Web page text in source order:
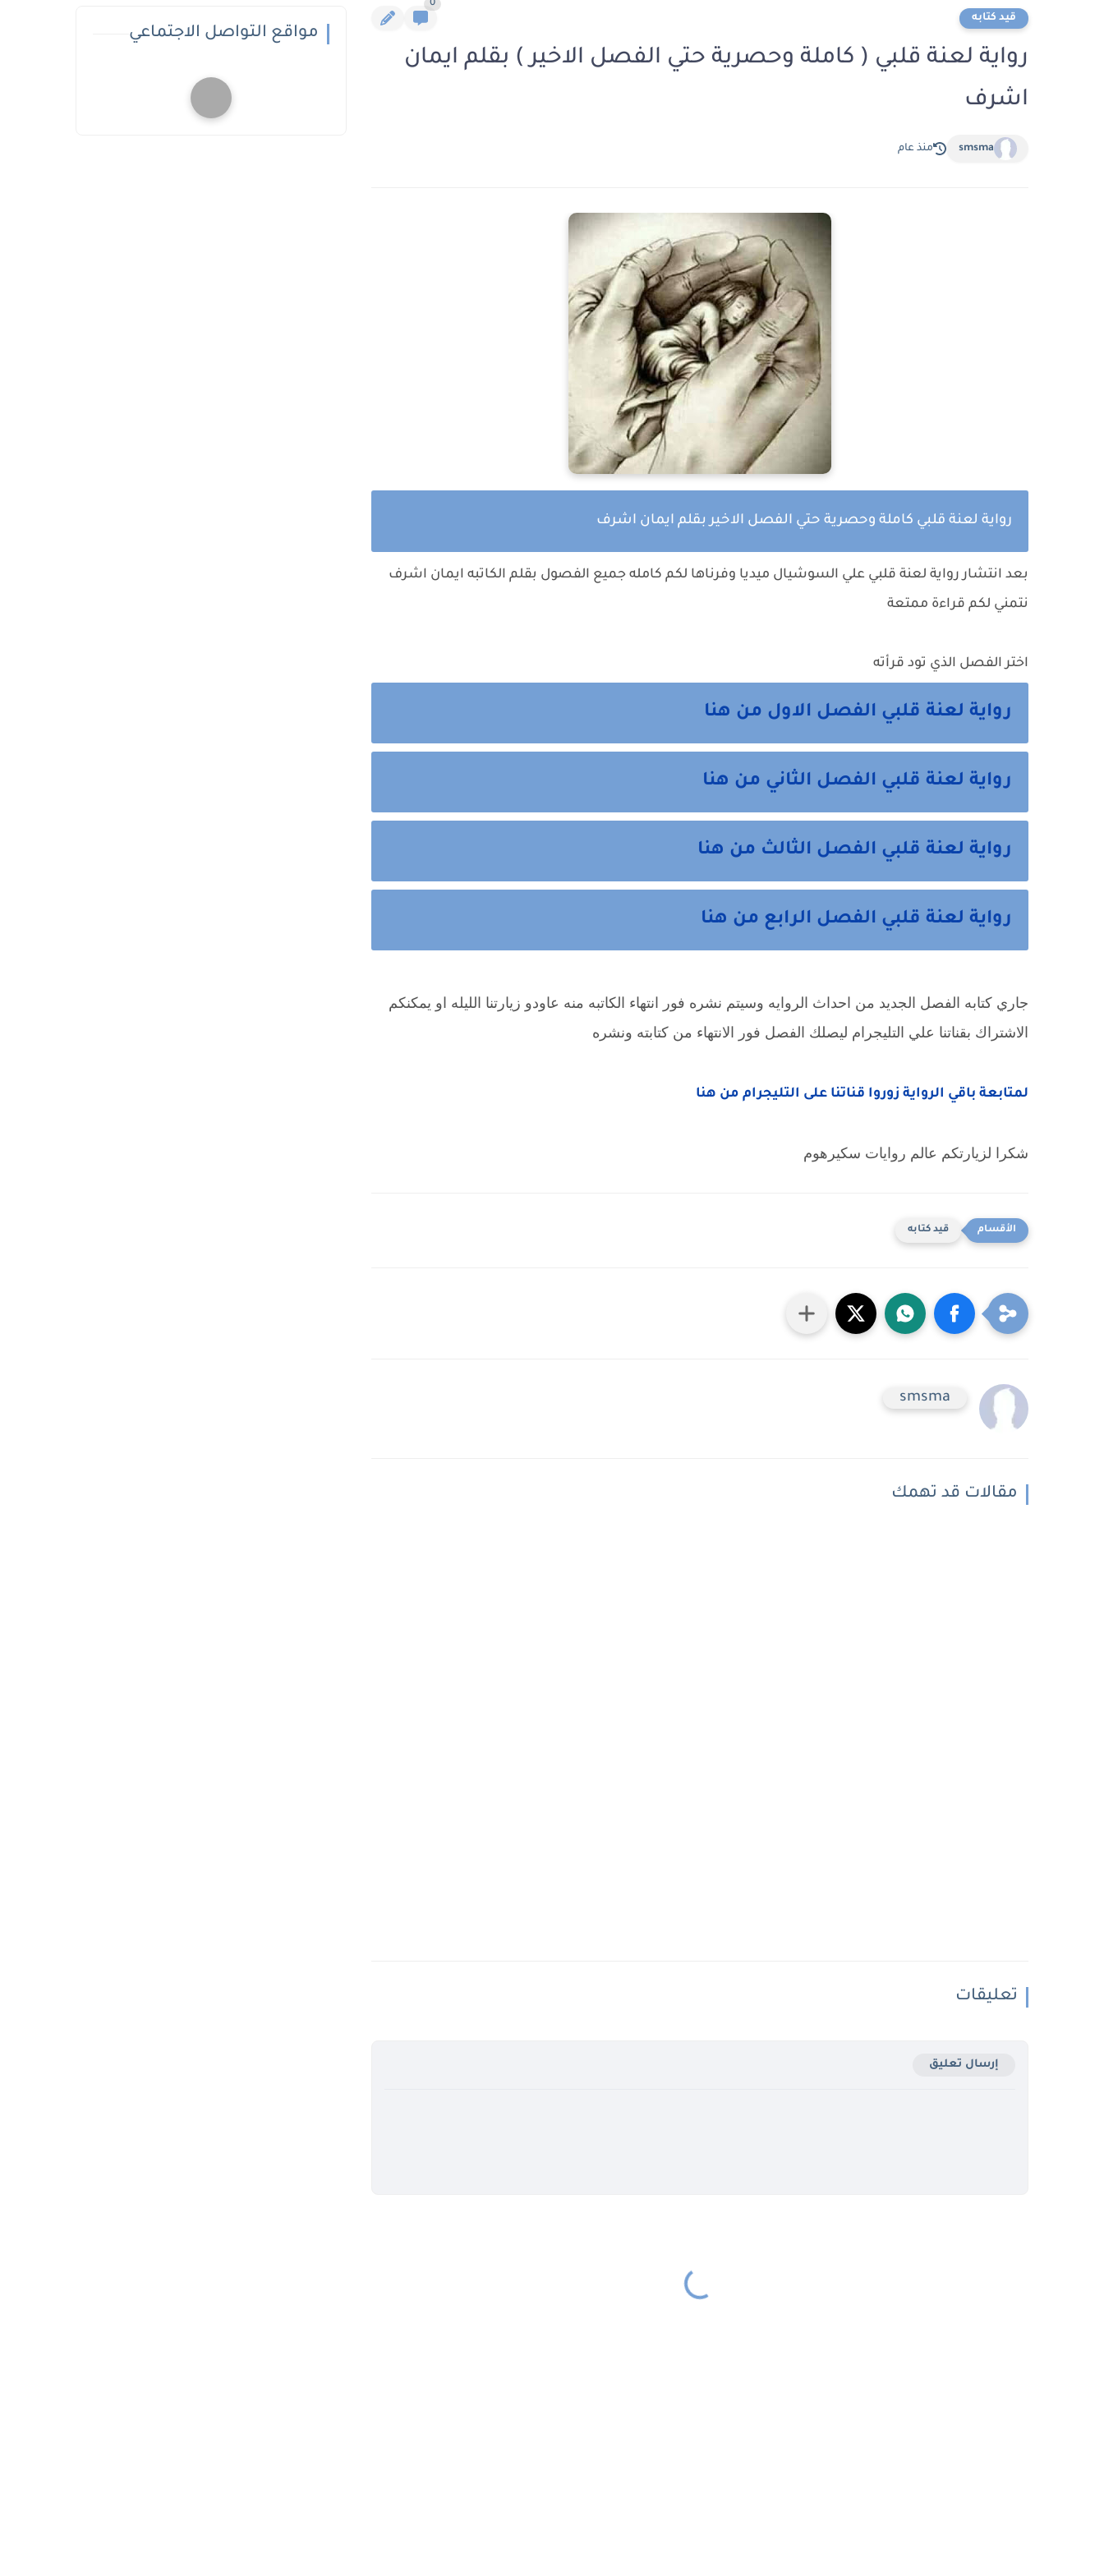
قيد كتابه
0
رواية لعنة قلبي ( كاملة وحصرية حتي الفصل الاخير ) بقلم ايمان
اشرف
smsma منذ عام
رواية لعنة قلبي كاملة وحصرية حتي الفصل الاخير بقلم ايمان اشرف
بعد انتشاررواية لعنة قلبي علي السوشيال ميديا وفرناها لكم كامله جميع الفصول بقلم الكاتبه ايمان اشرف
نتمني لكم قراءة ممتعة
اختر الفصل الذي تود قرأته
رواية لعنة قلبي الفصل الاول من هنا
رواية لعنة قلبي الفصل الثاني من هنا
رواية لعنة قلبي الفصل الثالث من هنا
رواية لعنة قلبي الفصل الرابع من هنا
جاري كتابه الفصل الجديد من احداث الروايه وسيتم نشره فور انتهاء الكاتبه منه عاودو زيارتنا الليله او يمكنكم
الاشتراك بقناتنا علي التليجرام ليصلك الفصل فور الانتهاء من كتابته ونشره
لمتابعة باقي الرواية زوروا قناتنا على التليجرام من هنا
شكرا لزيارتكم عالم روايات سكيرهوم
قيد كتابه
smsma
مقالات قد تهمك
تعليقات
إرسال تعليق
مواقع التواصل الاجتماعي